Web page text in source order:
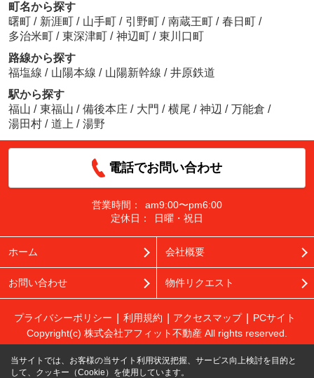
町名から探す
曙町 / 新涯町 / 山手町 / 引野町 / 南蔵王町 / 春日町 /
多治米町 / 東深津町 / 神辺町 / 東川口町
路線から探す
福塩線 / 山陽本線 / 山陽新幹線 / 井原鉄道
駅から探す
福山 / 東福山 / 備後本庄 / 大門 / 横尾 / 神辺 / 万能倉 /
湯田村 / 道上 / 湯野
電話でお問い合わせ
営業時間：
am9:00〜pm6:00
定休日：
日曜・祝日
ホーム 会社概要
お問い合わせ 物件リクエスト
プライバシーポリシー 利用規約 アクセスマップ
PCサイト
Copyright(c) 株式会社アフィット不動産 All rights reserved.
当サイトでは、お客様の当サイト利用状況把握、サービス向上検討を目的と
して、クッキー（Cookie）を使用しています。